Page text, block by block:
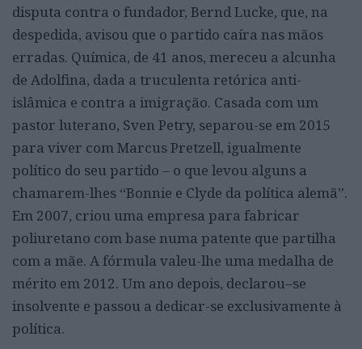
disputa contra o fundador, Bernd Lucke, que, na
despedida, avisou que o partido caíra nas mãos
erradas. Química, de 41 anos, mereceu a alcunha
de Adolfina, dada a truculenta retórica anti-
islâmica e contra a imigração. Casada com um
pastor luterano, Sven Petry, separou-se em 2015
para viver com Marcus Pretzell, igualmente
político do seu partido – o que levou alguns a
chamarem-lhes “Bonnie e Clyde da política alemã”.
Em 2007, criou uma empresa para fabricar
poliuretano com base numa patente que partilha
com a mãe. A fórmula valeu-lhe uma medalha de
mérito em 2012. Um ano depois, declarou–se
insolvente e passou a dedicar-se exclusivamente à
política.